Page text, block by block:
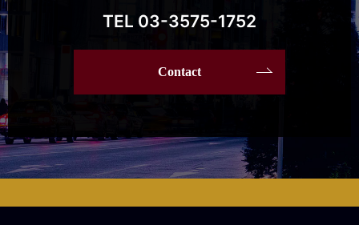
TEL 03-3575-1752
Contact